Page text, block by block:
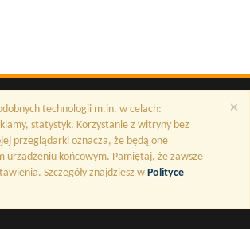
×
technologii m.in. w celach:
statystyk. Korzystanie z witryny bez
przeglądarki oznacza, że będą one
urządzeniu końcowym. Pamiętaj, że zawsze
Szczegóły znajdziesz w Polityce